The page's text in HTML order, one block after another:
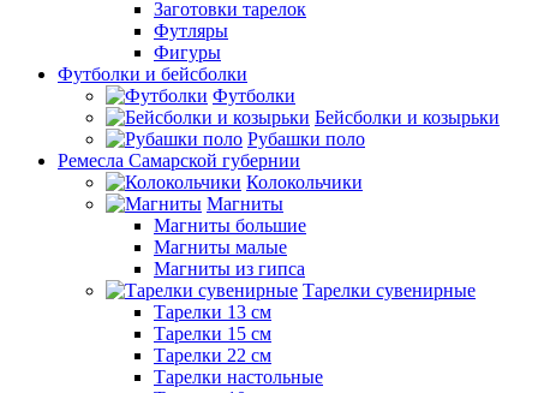
Заготовки тарелок
Футляры
Фигуры
Футболки и бейсболки
Футболки
Бейсболки и козырьки
Рубашки поло
Ремесла Самарской губернии
Колокольчики
Магниты
Магниты большие
Магниты малые
Магниты из гипса
Тарелки сувенирные
Тарелки 13 см
Тарелки 15 см
Тарелки 22 см
Тарелки настольные